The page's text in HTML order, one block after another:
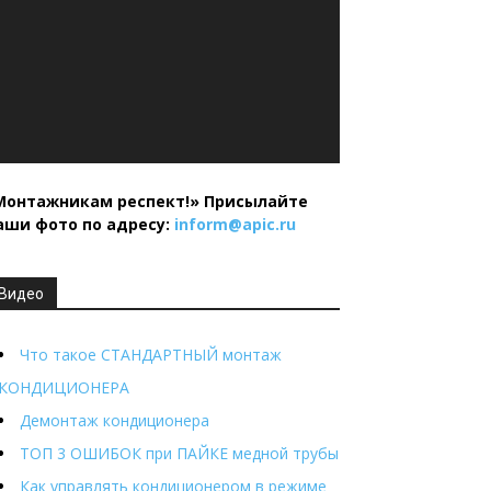
респект!» Присылайте
фото по адресу: inform@apic.ru
Что такое СТАНДАРТНЫЙ монтаж
Демонтаж кондиционера
ТОП 3 ОШИБОК при ПАЙКЕ медной трубы
Как управлять кондиционером в режиме